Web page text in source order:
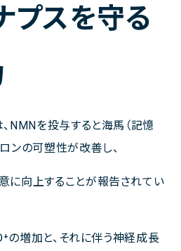
プスを守る
NMNを投与すると海馬（記憶
ンの可塑性が改善し、
に向上することが報告されてい
の増加と、それに伴う神経成長